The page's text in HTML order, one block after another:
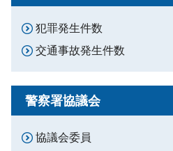
犯罪発生件数
交通事故発生件数
警察署協議会
協議会委員